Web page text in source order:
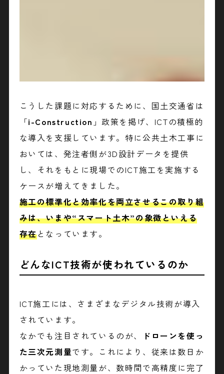
こうした課題に対応するために、国土交通省は
「i-Construction 」政策を掲げ、ICTの積極的
な導入を支援しています。特に公共土木工事に
おいては、発注者側が3D設計データを提供
し、それをもとに現場でのICT施工を実施する
ケースが増えてきました。
施工の標準化と効率化を両立させるこの取り組
みは、いまや“スマート土木”の象徴といえる
存在となっています。
どんなICT技術が使われているのか
ICT施工には、さまざまなデジタル技術が導入
されています。
なかでも注目されているのが、
ドローンを使っ
た三次元測量です。これにより、従来は数日か
かっていた現地測量が、数時間で高精度に完了